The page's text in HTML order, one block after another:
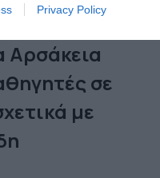
Privacy Policy
Αρσάκεια
σε
με